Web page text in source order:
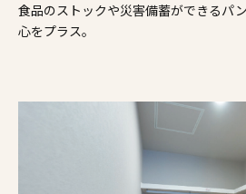
食品のストックや災害備蓄ができるパ
心をプラス。